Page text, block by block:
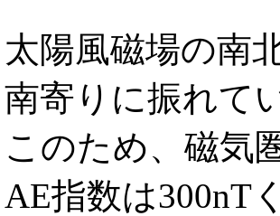
太陽風磁場の南
南寄りに振れて
このため、磁気
AE指数は300nT